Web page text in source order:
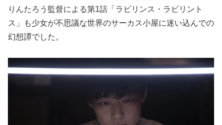
りんたろう監督による第1話「ラビリンス・ラビリント
ス」も少女が不思議な世界のサーカス小屋に迷い込んでの
幻想譚でした。